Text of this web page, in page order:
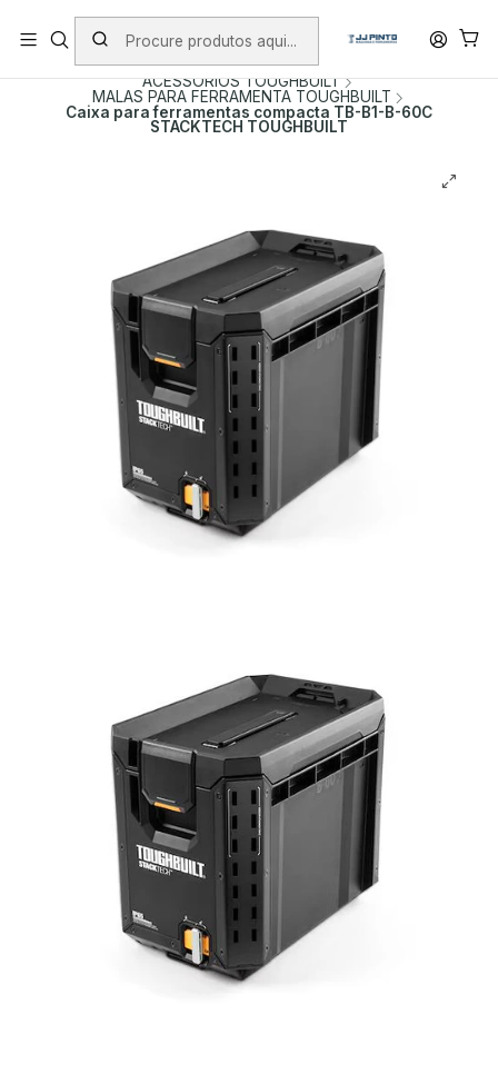
PORTES INCLUÍDOS EM ENCOMENDAS +75€ (excepto ilhas)
Início PRODUTOS
ACESSÓRIOS
ACESSÓRIOS TOUGHBUILT
MALAS PARA FERRAMENTA TOUGHBUILT
Caixa para ferramentas compacta TB-B1-B-60C
STACKTECH TOUGHBUILT